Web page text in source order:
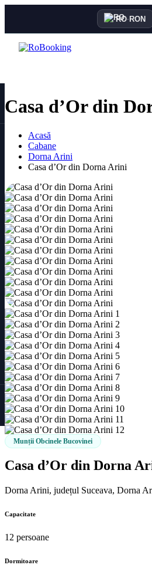
RO·RON
Casa d’Or din
Acasă
Cabane
Dorna Arini
Casa d’Or din Dorna Arini
Munții Obcinele Bucovinei
Casa d’Or din Dorna
Dorna Arini, județul Suceava, Dorna
Capacitate
12 persoane
Dormitoare